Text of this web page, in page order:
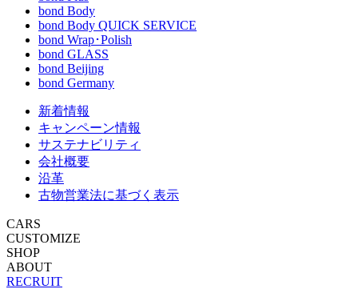
bond Body
bond Body QUICK SERVICE
bond Wrap･Polish
bond GLASS
bond Beijing
bond Germany
新着情報
キャンペーン情報
サステナビリティ
会社概要
沿革
古物営業法に基づく表示
CARS
CUSTOMIZE
SHOP
ABOUT
RECRUIT